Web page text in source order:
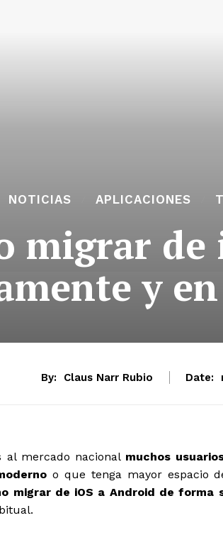
NOTICIAS APLICACIONES
migrar de
y
By: Claus Narr Rubio Date:
al mercado nacional muchos
o que tenga mayor espacio
migrar de iOS a Android de forma